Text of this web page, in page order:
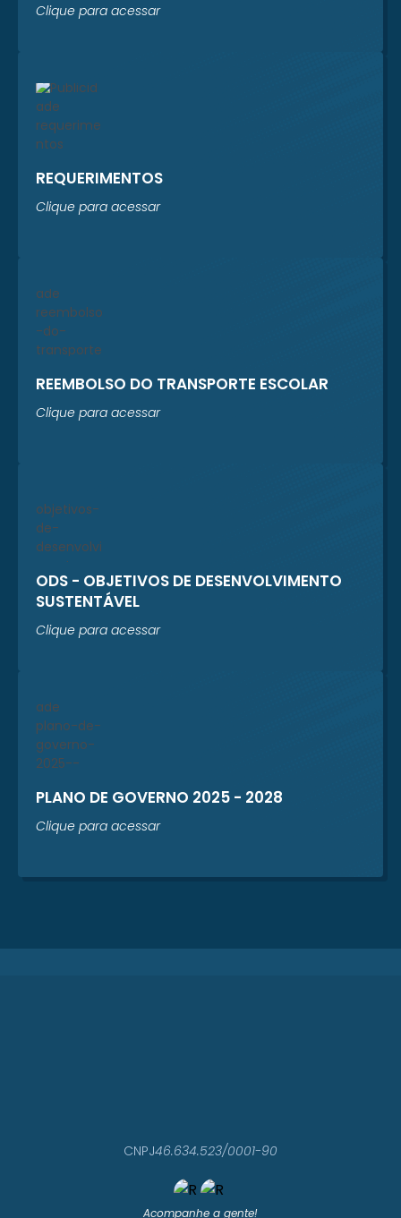
Clique para acessar
REQUERIMENTOS
Clique para acessar
REEMBOLSO DO TRANSPORTE ESCOLAR
Clique para acessar
ODS - OBJETIVOS DE DESENVOLVIMENTO
SUSTENTÁVEL
Clique para acessar
PLANO DE GOVERNO 2025 - 2028
Clique para acessar
Acompanhe a gente!
CNPJ46.634.523/0001-90